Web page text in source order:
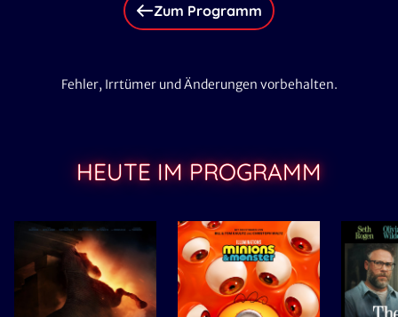
Zum Programm
Fehler, Irrtümer und Änderungen vorbehalten.
HEUTE IM PROGRAMM